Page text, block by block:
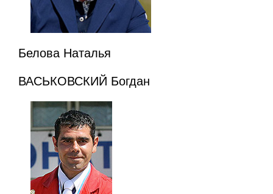
Белова Наталья
ВАСЬКОВСКИЙ Богдан